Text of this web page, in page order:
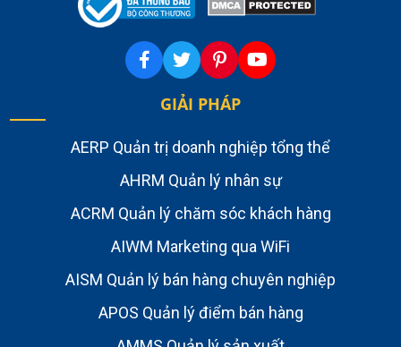
GIẢI PHÁP
AERP Quản trị doanh nghiệp tổng thể
AHRM Quản lý nhân sự
ACRM Quản lý chăm sóc khách hàng
AIWM Marketing qua WiFi
AISM Quản lý bán hàng chuyên nghiệp
APOS Quản lý điểm bán hàng